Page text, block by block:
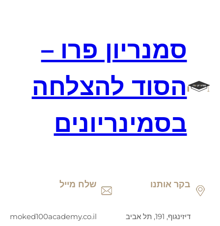
סמנריון פרו –
הסוד להצלחה
בסמינריונים
בקר אותנו
דיזינגוף, 191, תל אביב
שלח מייל
moked100academy.co.il